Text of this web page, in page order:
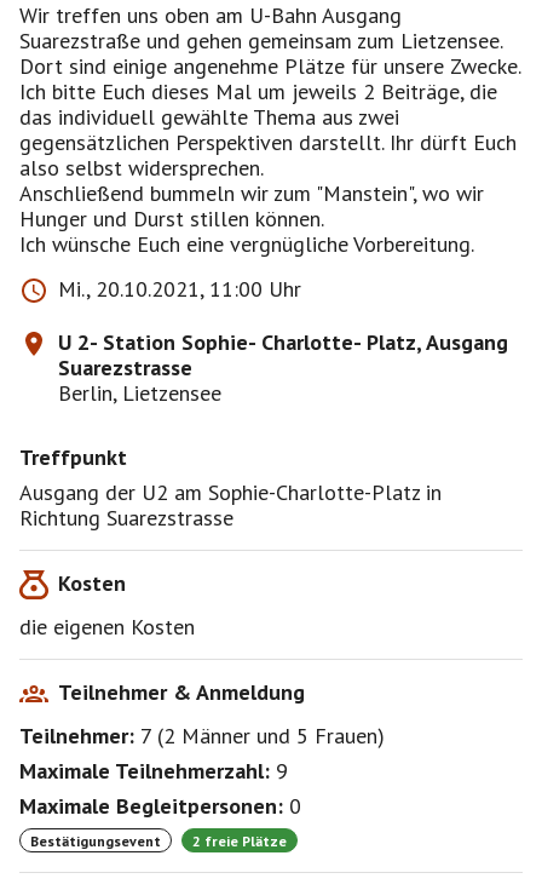
Wir treffen uns oben am U-Bahn Ausgang
Suarezstraße und gehen gemeinsam zum Lietzensee.
Dort sind einige angenehme Plätze für unsere Zwecke.
Ich bitte Euch dieses Mal um jeweils 2 Beiträge, die
das individuell gewählte Thema aus zwei
gegensätzlichen Perspektiven darstellt. Ihr dürft Euch
also selbst widersprechen.
Anschließend bummeln wir zum "Manstein", wo wir
Hunger und Durst stillen können.
Ich wünsche Euch eine vergnügliche Vorbereitung.
Mi., 20.10.2021, 11:00 Uhr
U 2- Station Sophie- Charlotte- Platz, Ausgang
Suarezstrasse
Berlin, Lietzensee
Treffpunkt
Ausgang der U2 am Sophie-Charlotte-Platz in
Richtung Suarezstrasse
Kosten
die eigenen Kosten
Teilnehmer & Anmeldung
Teilnehmer: 7 (2 Männer und 5 Frauen)
Maximale Teilnehmerzahl: 9
Maximale Begleitpersonen: 0
Bestätigungsevent 2 freie Plätze